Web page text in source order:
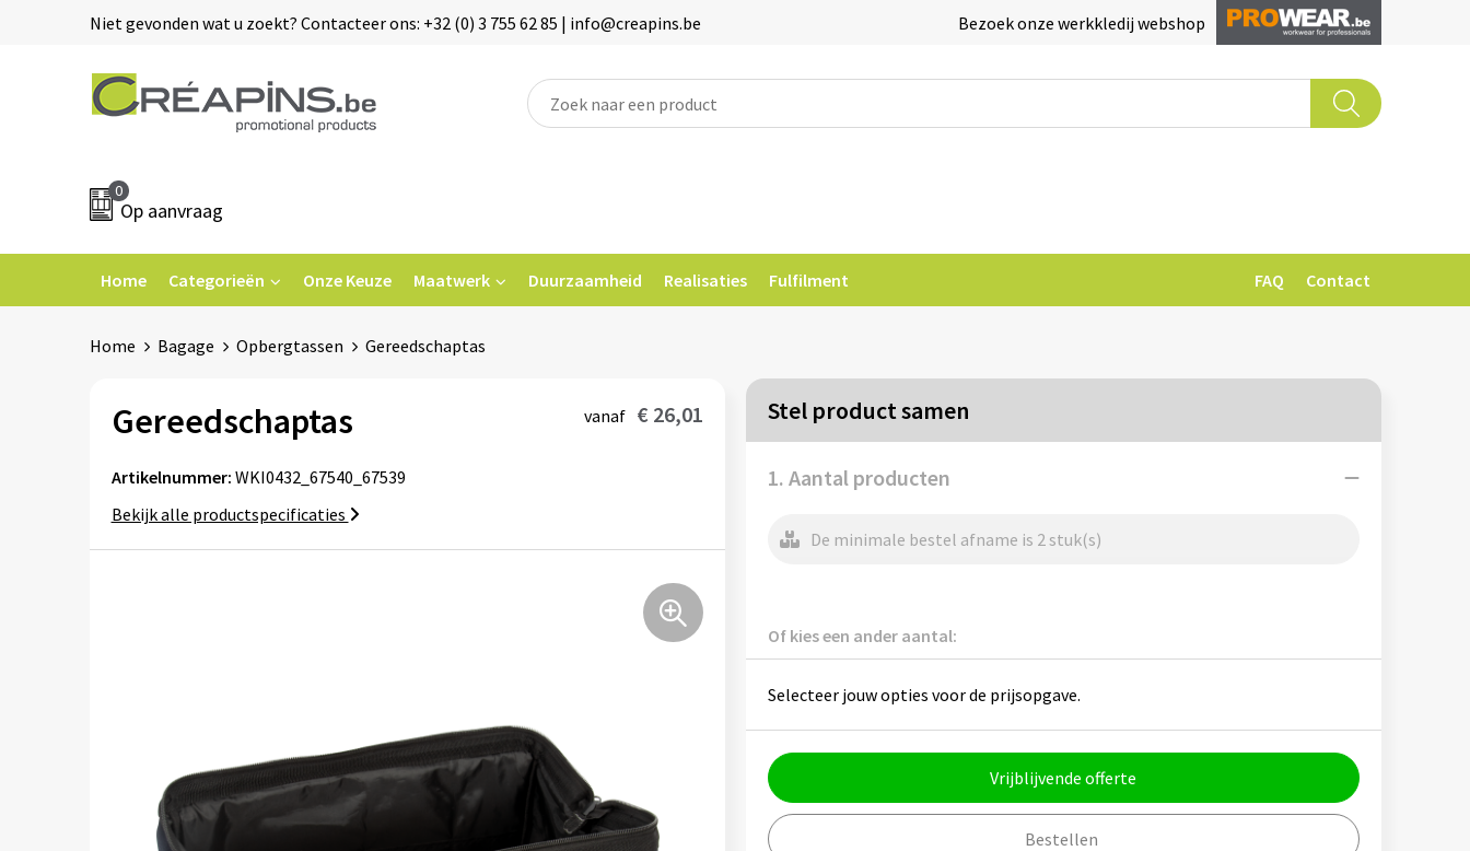
Niet gevonden wat u zoekt? Contacteer ons: +32 (0) 3 755 62 85 | info@creapins.be Bezoek onze werkkledij webshop
0
Op aanvraag
Home Categorieën Onze Keuze Maatwerk Duurzaamheid Realisaties Fulfilment FAQ Contact
Home Bagage Opbergtassen Gereedschaptas
Gereedschaptas vanaf € 26,01
Artikelnummer: WKI0432_67540_67539
Bekijk alle productspecificaties
Stel product samen
1. Aantal producten
De minimale bestel afname is 2 stuk(s)
Of kies een ander aantal:
Selecteer jouw opties voor de prijsopgave.
Vrijblijvende offerte
Bestellen